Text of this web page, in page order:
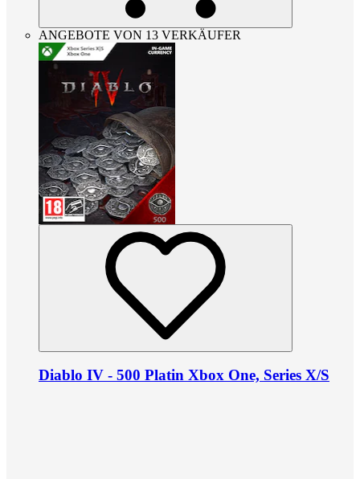
ANGEBOTE VON 13 VERKÄUFER
Diablo IV - 500 Platin Xbox One, Series X/S